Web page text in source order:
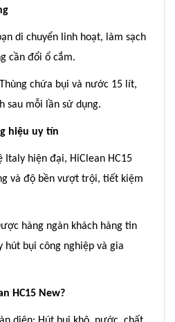
di chuyển linh hoạt, làm sạch
cần đổi ổ cắm.
chứa bụi và nước 15 lít,
sau mỗi lần sử dụng.
hiệu uy tín
Italy hiện đại, HiClean HC15
và độ bền vượt trội, tiết kiệm
hàng ngàn khách hàng tin
bụi công nghiệp và gia
HC15 New?